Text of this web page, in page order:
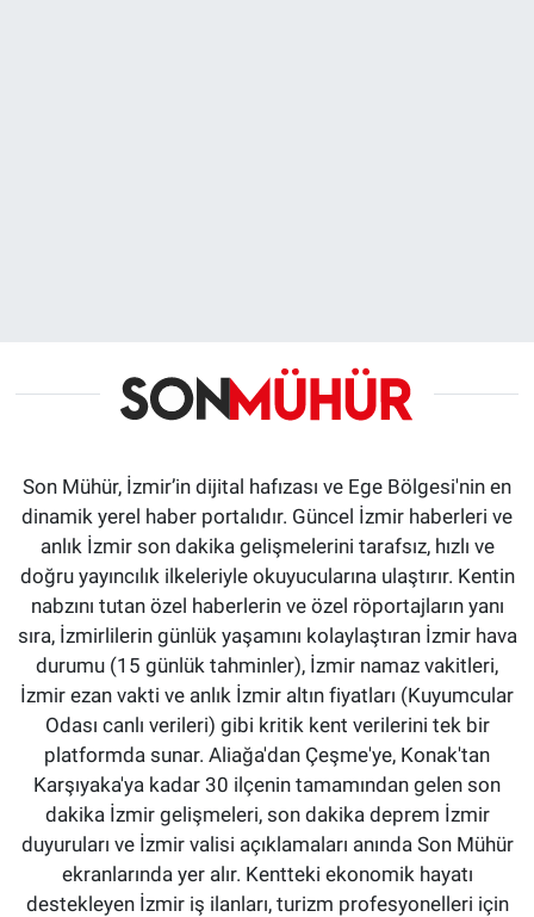
Son Mühür, İzmir’in dijital hafızası ve Ege Bölgesi'nin en
dinamik yerel haber portalıdır. Güncel İzmir haberleri ve
anlık İzmir son dakika gelişmelerini tarafsız, hızlı ve
doğru yayıncılık ilkeleriyle okuyucularına ulaştırır. Kentin
nabzını tutan özel haberlerin ve özel röportajların yanı
sıra, İzmirlilerin günlük yaşamını kolaylaştıran İzmir hava
durumu (15 günlük tahminler), İzmir namaz vakitleri,
İzmir ezan vakti ve anlık İzmir altın fiyatları (Kuyumcular
Odası canlı verileri) gibi kritik kent verilerini tek bir
platformda sunar. Aliağa'dan Çeşme'ye, Konak'tan
Karşıyaka'ya kadar 30 ilçenin tamamından gelen son
dakika İzmir gelişmeleri, son dakika deprem İzmir
duyuruları ve İzmir valisi açıklamaları anında Son Mühür
ekranlarında yer alır. Kentteki ekonomik hayatı
destekleyen İzmir iş ilanları, turizm profesyonelleri için